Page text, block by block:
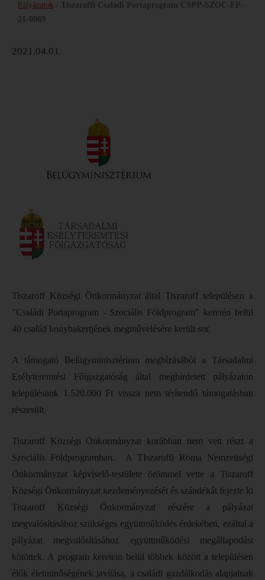
Pályázatok
Tiszaroffi Családi Portaprogram CSPP-SZOC-FP-
21-0069
2021.04.01.
Tiszaroff Községi Önkormányzat által Tiszaroff településen a
"Családi Portaprogram - Szociális Földprogram" keretén belül
40 család konyhakertjének megművelésére került sor.
A támogató Belügyminisztérium megbízásából a Társadalmi
Esélyteremtési Főigazgatóság által meghirdetett pályázaton
településünk 1.520.000 Ft vissza nem térítendő támogatásban
részesült.
Tiszaroff Községi Önkormányzat korábban nem vett részt a
Szociális Földprogramban. A TIszaroffi Roma Nemzetiségi
Önkormányzat képviselő-testülete örömmel vette a Tiszaroff
Községi Önkormányzat kezdeményezését és szándékát fejezte ki
Tiszaroff Községi Önkormányzat részére a pályázat
megvalósításához szükséges együttműködés érdekében, ezáltal a
pályázat megvalósításához együttműködési megállapodást
kötöttek. A program keretein belül többek között a településen
élők életminőségének javítása, a családi gazdálkodás alapjainak